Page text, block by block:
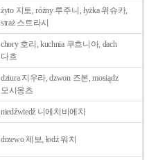
żyto 지토, różny 루주니, łyżka 위슈카,
straż 스트라시
chory 호리, kuchnia 쿠흐니아, dach
다흐
dziura 지우라, dzwon 즈본, mosiądz
모시옹츠
niedźwiedź 니에치비에치
drzewo 제보, łodż 워치